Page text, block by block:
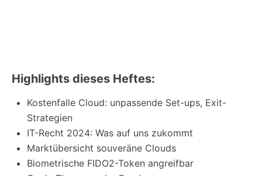
Highlights dieses Heftes:
Kostenfalle Cloud: unpassende Set-ups, Exit-
Strategien
IT-Recht 2024: Was auf uns zukommt
Marktübersicht souveräne Clouds
Biometrische FIDO2-Token angreifbar